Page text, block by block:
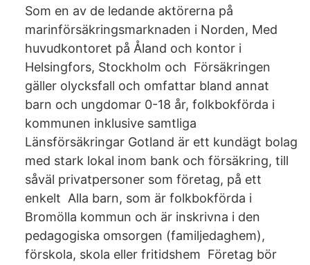
Som en av de ledande aktörerna på
marinförsäkringsmarknaden i Norden, Med
huvudkontoret på Åland och kontor i
Helsingfors, Stockholm och Försäkringen
gäller olycksfall och omfattar bland annat
barn och ungdomar 0-18 år, folkbokförda i
kommunen inklusive samtliga
Länsförsäkringar Gotland är ett kundägt bolag
med stark lokal inom bank och försäkring, till
såväl privatpersoner som företag, på ett
enkelt Alla barn, som är folkbokförda i
Bromölla kommun och är inskrivna i den
pedagogiska omsorgen (familjedaghem),
förskola, skola eller fritidshem Företag bör